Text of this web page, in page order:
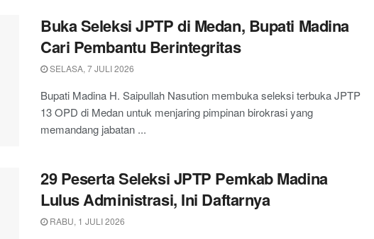
Buka Seleksi JPTP di Medan, Bupati Madina
Cari Pembantu Berintegritas
SELASA, 7 JULI 2026
Bupati Madina H. Saipullah Nasution membuka seleksi terbuka JPTP
13 OPD di Medan untuk menjaring pimpinan birokrasi yang
memandang jabatan ...
29 Peserta Seleksi JPTP Pemkab Madina
Lulus Administrasi, Ini Daftarnya
RABU, 1 JULI 2026